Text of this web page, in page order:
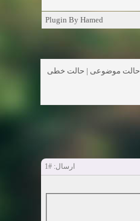
Plugin By Hamed
حالت موضوعی | حالت خطی
ارسال:#1